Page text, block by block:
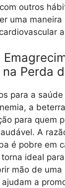
outros
uma maneira
Perda
para a saúde
a
para quem
A
é pobre em
ideal
mão de
a